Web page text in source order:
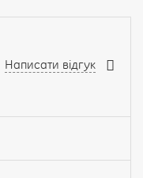
Написати відгук